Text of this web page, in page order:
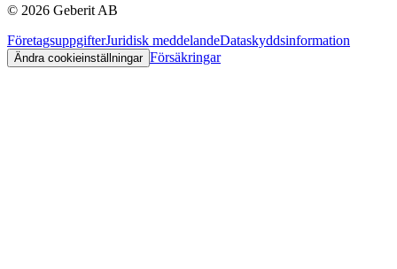
© 2026 Geberit AB
FöretagsuppgifterJuridisk meddelandeDataskyddsinformation
Ändra cookieinställningar Försäkringar